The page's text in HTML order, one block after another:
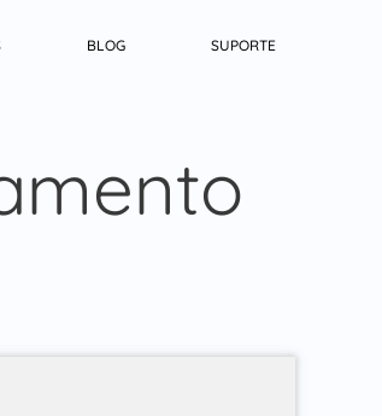
BLOG SUPORTE